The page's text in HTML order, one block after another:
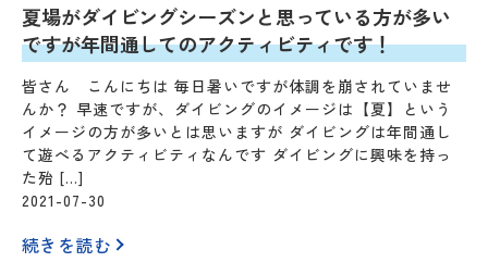
夏場がダイビングシーズンと思っている方が多い
ですが年間通してのアクティビティです！
皆さん こんにちは 毎日暑いですが体調を崩されていませ
んか？ 早速ですが、ダイビングのイメージは【夏】という
イメージの方が多いとは思いますが ダイビングは年間通し
て遊べるアクティビティなんです ダイビングに興味を持っ
た殆 […]
2021-07-30
続きを読む